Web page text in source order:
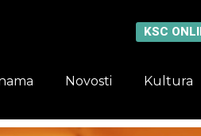
KSC
Novosti Kultura